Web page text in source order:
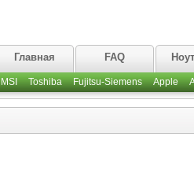
Главная FAQ
MSI Toshiba Fujitsu-Siemens Apple